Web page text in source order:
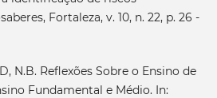
Fortaleza, v. 10, n. 22, p. 26 -
N.B. Reflexões Sobre o Ensino de
Fundamental e Médio. In: